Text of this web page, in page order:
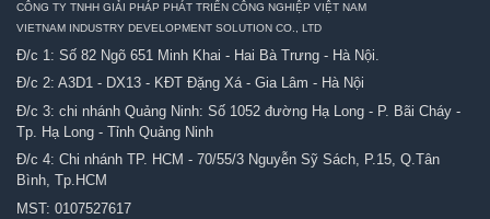
CÔNG TY TNHH GIẢI PHÁP PHÁT TRIỂN CÔNG NGHIỆP VIỆT NAM
VIETNAM INDUSTRY DEVELOPMENT SOLUTION CO., LTD
Đ/c 1: Số 82 Ngõ 651 Minh Khai - Hai Bà Trưng - Hà Nội.
Đ/c 2: A3D1 - DX13 - KĐT Đặng Xá - Gia Lâm - Hà Nội
Đ/c 3: chi nhánh Quảng Ninh: Số 1052 đường Hạ Long - P. Bãi Cháy -
Tp. Hạ Long - Tỉnh Quảng Ninh
Đ/c 4: Chi nhánh TP. HCM - 70/55/3 Nguyễn Sỹ Sách, P.15, Q.Tân
Bình, Tp.HCM
MST: 0107527617